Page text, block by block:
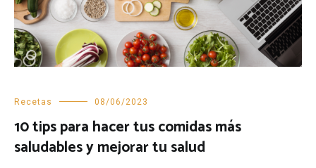
Recetas 08/06/2023
10 tips para hacer tus comidas más
saludables y mejorar tu salud